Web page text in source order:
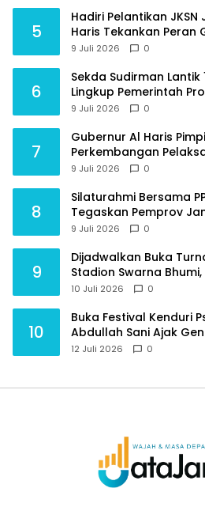
5
Hadiri Pelantikan
Haris Tekankan Peran
Moral Generasi Bangsa
9 Juli 2026 0
6
Sekda Sudirman
Lingkup Pemerintah
9 Juli 2026 0
7
Gubernur Al Haris
Perkembangan
Pembangunan Triwulan
9 Juli 2026 0
8
Silaturahmi Bersama
Tegaskan Pemprov
Purnawirawan
9 Juli 2026 0
9
Dijadwalkan Buka
Stadion Swarna
Berlaga Lawan Tim
10 Juli 2026 0
10
Buka Festival Kenduri
Abdullah Sani Ajak
Budaya dan Jauhi
12 Juli 2026 0